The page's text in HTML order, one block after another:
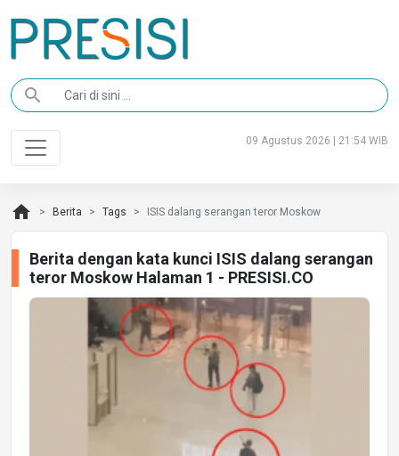
search
09 Agustus 2026 | 21:54 WIB
home Berita Tags ISIS dalang serangan teror Moskow
Berita dengan kata kunci ISIS dalang serangan
teror Moskow Halaman 1 - PRESISI.CO